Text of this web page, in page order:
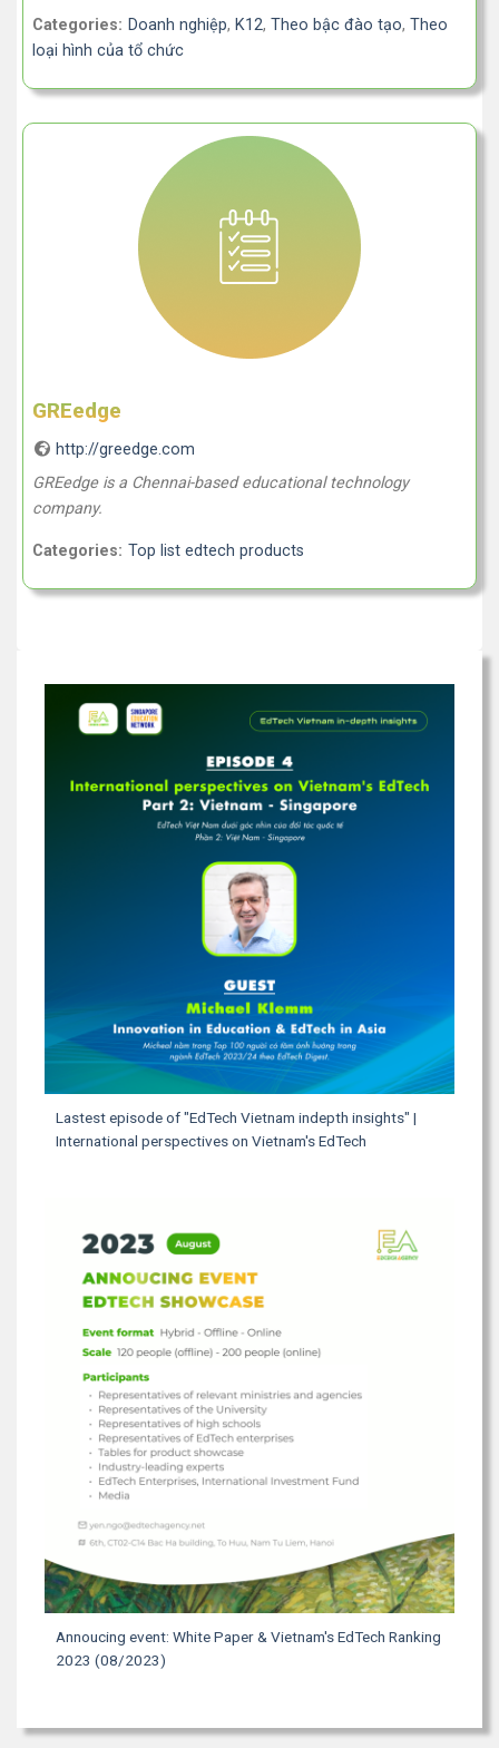
Categories: Doanh nghiệp, K12, Theo bậc đào tạo, Theo
loại hình của tổ chức
GREedge
http://greedge.com
GREedge is a Chennai-based educational technology
company.
Categories: Top list edtech products
Lastest episode of "EdTech Vietnam indepth insights" |
International perspectives on Vietnam's EdTech
Annoucing event: White Paper & Vietnam's EdTech Ranking
2023 (08/2023)